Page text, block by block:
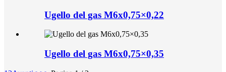
Ugello del gas M6x0,75×0,22
Ugello del gas M6x0,75×0,35